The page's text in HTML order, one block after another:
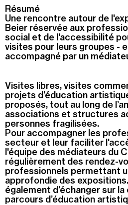
Menu
Recherche
Recherche
Today
Pollen
See all events
Résumé
Une rencontre autour de
Beier réservée aux
social et de l'accessibilité
visites pour leurs groupes -
accompagné par un
Visites libres, visites
projets d’éducation
proposés, tout au long de
associations et structures
personnes fragilisées.
Pour accompagner les
secteur et leur faciliter
l'équipe des médiateurs du
régulièrement des rendez-
professionnels permettant
approfondie des
également d’échanger sur
parcours d’éducation